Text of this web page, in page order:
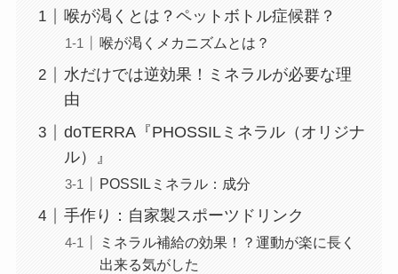
喉が渇くとは？ペットボトル症候群？
喉が渇くメカニズムとは？
水だけでは逆効果！ミネラルが必要な理
由
doTERRA『PHOSSILミネラル（オリジナ
ル）』
POSSILミネラル：成分
手作り：自家製スポーツドリンク
ミネラル補給の効果！？運動が楽に長く
出来る気がした